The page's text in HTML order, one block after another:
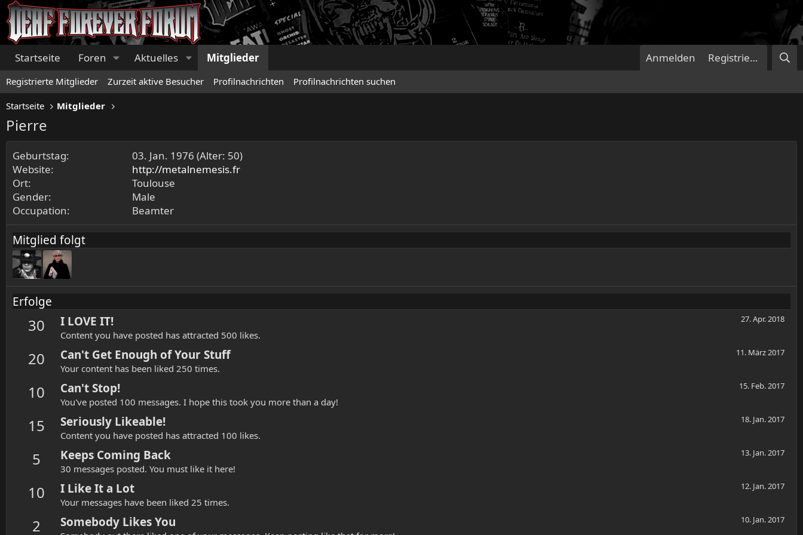
Startseite Foren Aktuelles Mitglieder Anmelden Registrieren
Registrierte Mitglieder Zurzeit aktive Besucher Profilnachrichten Profilnachrichten suchen
Startseite Mitglieder
Pierre
Geburtstag
03. Jan. 1976 (Alter: 50)
Website
http://metalnemesis.fr
Ort
Toulouse
Gender
Male
Occupation
Beamter
Mitglied folgt
Erfolge
30 27. Apr. 2018
I LOVE IT!
Content you have posted has attracted 500 likes.
20 11. März 2017
Can't Get Enough of Your Stuff
Your content has been liked 250 times.
10 15. Feb. 2017
Can't Stop!
You've posted 100 messages. I hope this took you more than a day!
15 18. Jan. 2017
Seriously Likeable!
Content you have posted has attracted 100 likes.
5 13. Jan. 2017
Keeps Coming Back
30 messages posted. You must like it here!
10 12. Jan. 2017
I Like It a Lot
Your messages have been liked 25 times.
2 10. Jan. 2017
Somebody Likes You